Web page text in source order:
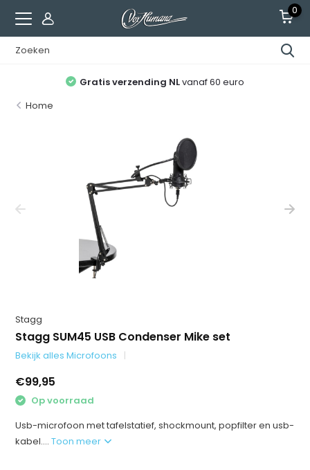
0
Gratis verzending NLvanaf 60 euro
Home
Stagg
Stagg SUM45 USB Condenser Mike set
Bekijk alles Microfoons
€99,95
Op voorraad
Usb-microfoon met tafelstatief, shockmount, popfilter en usb-
kabel....Toon meer